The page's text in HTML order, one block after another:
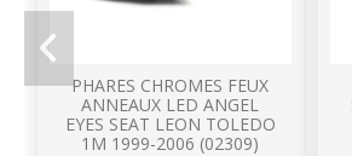
PHARES CHROMES FEUX
ANNEAUX LED ANGEL
EYES SEAT LEON TOLEDO
1M 1999-2006 (02309)